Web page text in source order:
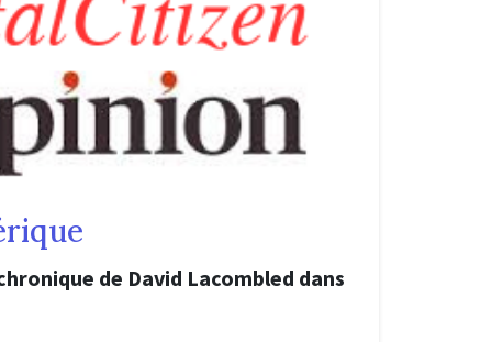
de David Lacombled dans